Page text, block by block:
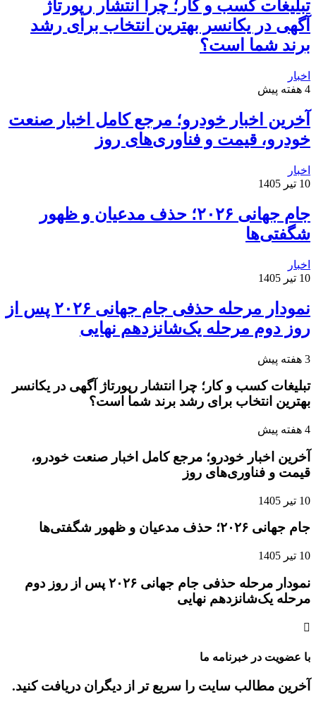
تبلیغات کسب و کار؛ چرا انتشار رپورتاژ
آگهی در یکانسر بهترین انتخاب برای رشد
برند شما است؟
اخبار
4 هفته پیش
آخرین اخبار خودرو؛ مرجع کامل اخبار صنعت
خودرو، قیمت و فناوری‌های روز
اخبار
10 تیر 1405
جام جهانی ۲۰۲۶؛ حذف مدعیان و ظهور
شگفتی‌ها
اخبار
10 تیر 1405
نمودار مرحله حذفی جام جهانی ۲۰۲۶ پس از
روز دوم مرحله یک‌شانزدهم نهایی
3 هفته پیش
تبلیغات کسب و کار؛ چرا انتشار رپورتاژ آگهی در یکانسر
بهترین انتخاب برای رشد برند شما است؟
4 هفته پیش
آخرین اخبار خودرو؛ مرجع کامل اخبار صنعت خودرو،
قیمت و فناوری‌های روز
10 تیر 1405
جام جهانی ۲۰۲۶؛ حذف مدعیان و ظهور شگفتی‌ها
10 تیر 1405
نمودار مرحله حذفی جام جهانی ۲۰۲۶ پس از روز دوم
مرحله یک‌شانزدهم نهایی
با عضویت در خبرنامه ما
آخرین مطالب سایت را سریع تر از دیگران دریافت کنید.